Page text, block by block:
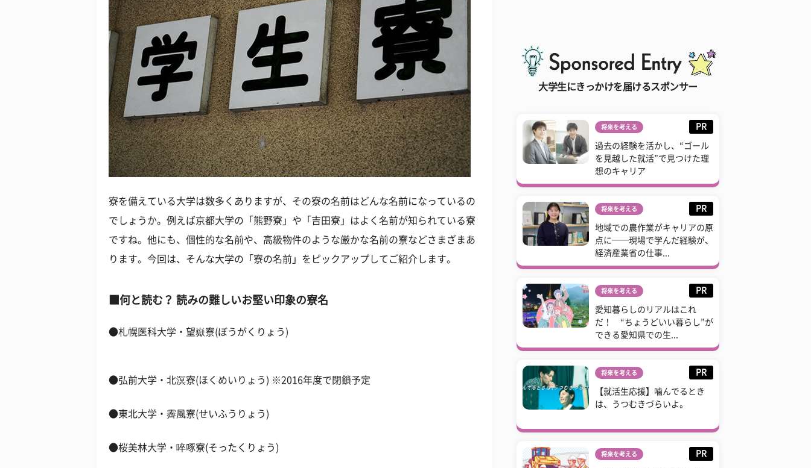
寮を備えている大学は数多くありますが、その寮の名前はどんな名前になっているの
でしょうか。例えば京都大学の「熊野寮」や「吉田寮」はよく名前が知られている寮
ですね。他にも、個性的な名前や、高級物件のような厳かな名前の寮などさまざまあ
ります。今回は、そんな大学の「寮の名前」をピックアップしてご紹介します。
■何と読む？ 読みの難しいお堅い印象の寮名
●札幌医科大学・望嶽寮(ぼうがくりょう)
●弘前大学・北溟寮(ほくめいりょう) ※2016年度で閉鎖予定
●東北大学・霽風寮(せいふうりょう)
●桜美林大学・啐啄寮(そったくりょう)
大学生にきっかけを届けるスポンサー
将来を考える PR
過去の経験を活かし、“ゴール
を見越した就活”で見つけた理
想のキャリア
将来を考える PR
地域での農作業がキャリアの原
点に──現場で学んだ経験が、
経済産業省の仕事...
将来を考える PR
愛知暮らしのリアルはこれ
だ！ “ちょうどいい暮らし”が
できる愛知県での生...
将来を考える PR
【就活生応援】噛んでるとき
は、うつむきづらいよ。
将来を考える PR